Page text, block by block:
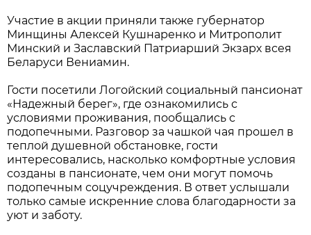
Участие в акции приняли также губернатор
Минщины Алексей Кушнаренко и Митрополит
Минский и Заславский Патриарший Экзарх всея
Беларуси Вениамин.
Гости посетили Логойский социальный пансионат
«Надежный берег», где ознакомились с
условиями проживания, пообщались с
подопечными. Разговор за чашкой чая прошел в
теплой душевной обстановке, гости
интересовались, насколько комфортные условия
созданы в пансионате, чем они могут помочь
подопечным соцучреждения. В ответ услышали
только самые искренние слова благодарности за
уют и заботу.